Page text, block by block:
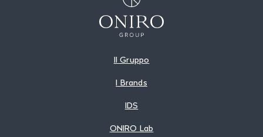
Il Gruppo
I Brands
IDS
ONIRO Lab